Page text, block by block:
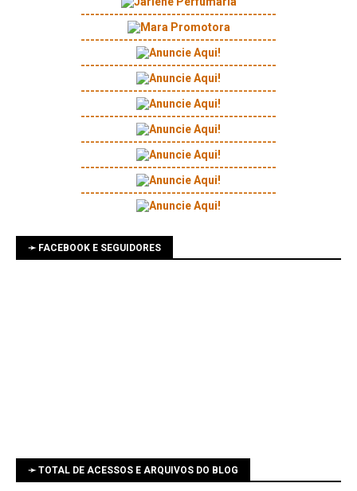
-----------------------------------------
-----------------------------------------
-----------------------------------------
-----------------------------------------
-----------------------------------------
-----------------------------------------
-----------------------------------------
-----------------------------------------
➛ FACEBOOK E SEGUIDORES
➛ TOTAL DE ACESSOS E ARQUIVOS DO BLOG